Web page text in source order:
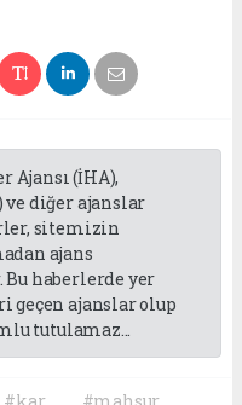
Ajansı (İHA),
ve diğer ajanslar
sitemizin
ajans
haberlerde yer
geçen ajanslar olup
tutulamaz...